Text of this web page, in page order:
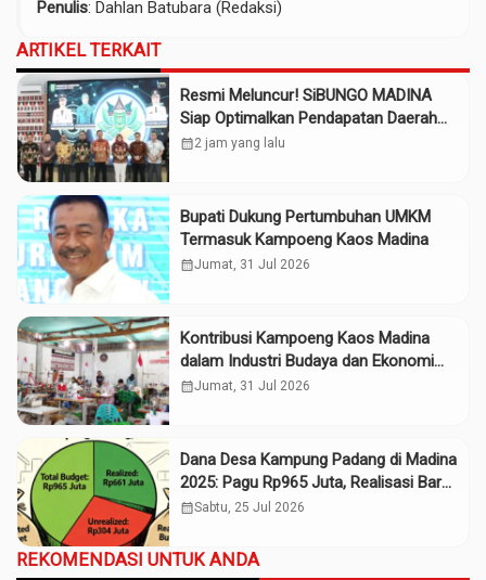
Penulis: Dahlan Batubara (Redaksi)
ARTIKEL TERKAIT
Resmi Meluncur! SiBUNGO MADINA
Siap Optimalkan Pendapatan Daerah
Madina
calendar_month2 jam yang lalu
Bupati Dukung Pertumbuhan UMKM
Termasuk Kampoeng Kaos Madina
calendar_monthJumat, 31 Jul 2026
Kontribusi Kampoeng Kaos Madina
dalam Industri Budaya dan Ekonomi
Daerah
calendar_monthJumat, 31 Jul 2026
Dana Desa Kampung Padang di Madina
2025: Pagu Rp965 Juta, Realisasi Baru
Rp661 Juta
calendar_monthSabtu, 25 Jul 2026
REKOMENDASI UNTUK ANDA